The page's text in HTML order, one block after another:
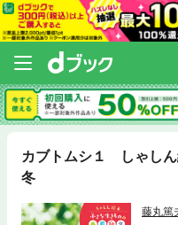
カブトムシ１ しゃし
冬
藤丸篤